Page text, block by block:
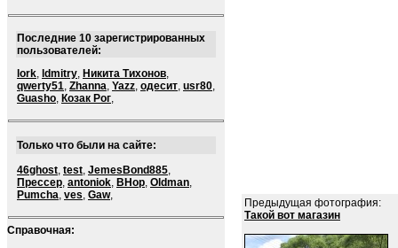
Последние 10 зарегистрированных
пользователей:
lork, ldmitry, Никита Тихонов,
qwerty51, Zhanna, Yazz, одесит, usr80,
Guasho, Козак Рог,
Только что были на сайте:
46ghost, test, JemesBond885,
Прессер, antoniok, BHop, Oldman,
Pumcha, ves, Gaw,
Справочная:
Предыдущая фотография:
Такой вот магазин